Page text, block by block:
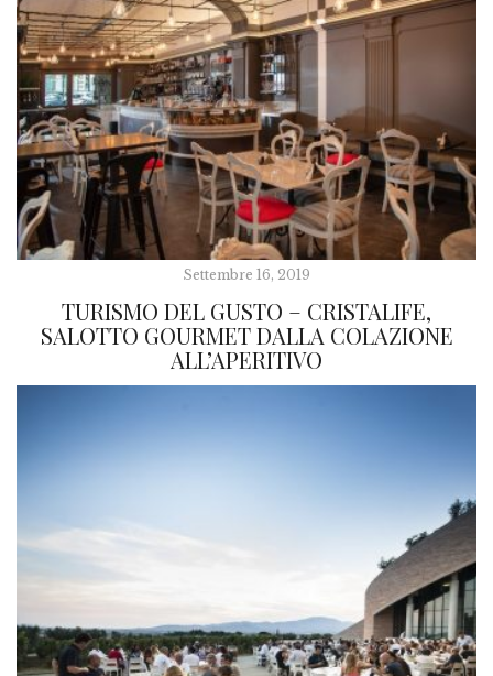
Settembre 16, 2019
TURISMO DEL GUSTO – CRISTALIFE,
SALOTTO GOURMET DALLA COLAZIONE
ALL’APERITIVO